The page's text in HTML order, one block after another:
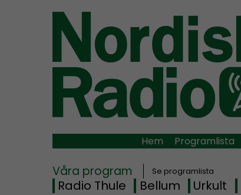
Hem Programlista
Våra program Se programlista
Radio Thule Bellum Urkult